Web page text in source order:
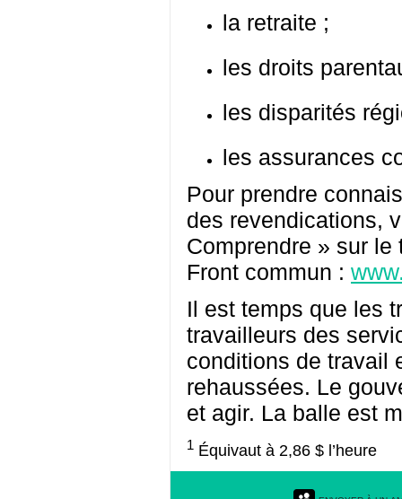
la retraite ;
les droits
les disparités
les assurances
Pour prendre
des revendications,
Comprendre » sur
Front commun :
Il est temps que les
travailleurs des
conditions de travail
rehaussées. Le
et agir. La balle est
1 Équivaut à 2,86 $ l’heure